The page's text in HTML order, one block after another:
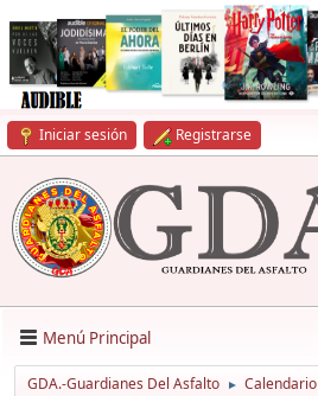
Iniciar sesión Registrarse
Menú Principal
GDA.-Guardianes Del Asfalto ► Calendario